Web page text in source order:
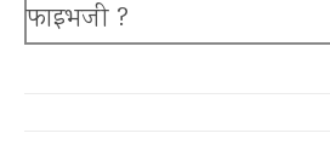
फाइभजी ?